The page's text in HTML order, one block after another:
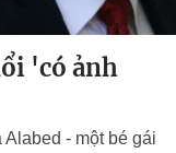
'có ảnh
- một bé gái